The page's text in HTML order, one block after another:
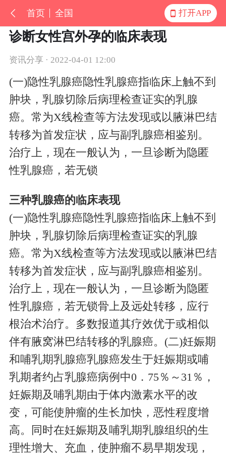
首页 全国 打开APP
诊断女性宫外孕的临床表现
资讯分享 · 2022-04-01 12:00
(一)隐性乳腺癌隐性乳腺癌指临床上触不到
肿块，乳腺切除后病理检查证实的乳腺
癌。常为X线检查等方法发现或以腋淋巴结
转移为首发症状，应与副乳腺癌相鉴别。
治疗上，现在一般认为，一旦诊断为隐匿
性乳腺癌，若无锁
三种乳腺癌的临床表现
(一)隐性乳腺癌隐性乳腺癌指临床上触不到
肿块，乳腺切除后病理检查证实的乳腺
癌。常为X线检查等方法发现或以腋淋巴结
转移为首发症状，应与副乳腺癌相鉴别。
治疗上，现在一般认为，一旦诊断为隐匿
性乳腺癌，若无锁骨上及远处转移，应行
根治术治疗。多数报道其疗效优于或相似
伴有腋窝淋巴结转移的乳腺癌。(二)妊娠期
和哺乳期乳腺癌乳腺癌发生于妊娠期或哺
乳期者约占乳腺癌病例中0．75％～31％，
妊娠期及哺乳期由于体内激素水平的改
变，可能使肿瘤的生长加快，恶性程度增
高。同时在妊娠期及哺乳期乳腺组织的生
理性增大、充血，使肿瘤不易早期发现，